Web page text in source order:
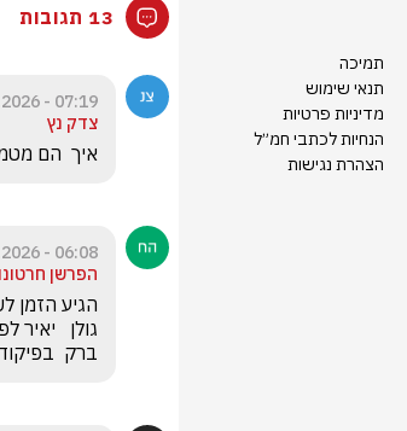
תמיכה
תנאי שימוש
מדיניות פרטיות
הנחיות לכתבי חמ״ל
הצהרת נגישות
13 תגובות
07:19 - 16.06.2026
צדק נץ
איך  הם
06:08 - 16.06.2026
הפרשן
ברק